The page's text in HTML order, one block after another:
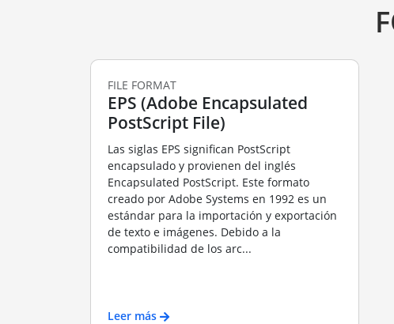
FILE FORMAT
EPS (Adobe Encapsulated
PostScript File)
Las siglas EPS significan PostScript
encapsulado y provienen del inglés
Encapsulated PostScript. Este formato
creado por Adobe Systems en 1992 es un
estándar para la importación y exportación
de texto e imágenes. Debido a la
compatibilidad de los arc...
Leer más